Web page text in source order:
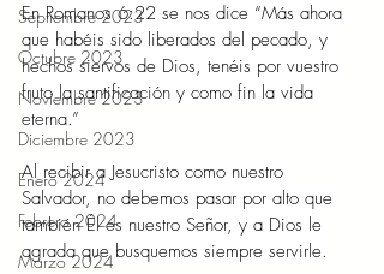
Septiembre 2023
Octubre 2023
Noviembre 2023
Diciembre 2023
Enero 2024
Febrero 2024
Marzo 2024
En Romanos 6:22 se nos dice “Más ahora
que habéis sido liberados del pecado, y
hechos siervos de Dios, tenéis por vuestro
fruto la santificación y como fin la vida
eterna.”
Al recibir a Jesucristo como nuestro
Salvador, no debemos pasar por alto que
también Él es nuestro Señor, y a Dios le
agrada que busquemos siempre servirle.